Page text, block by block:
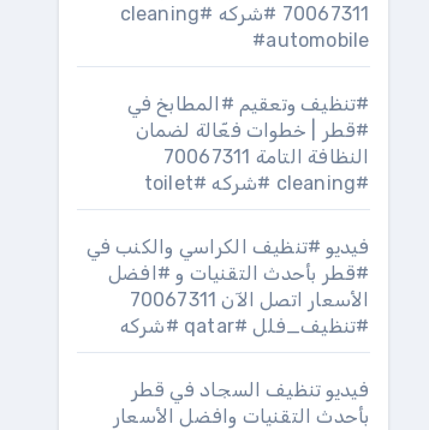
70067311 #شركه #cleaning
#automobile
#تنظيف وتعقيم #المطابخ في
#قطر | خطوات فعّالة لضمان
النظافة التامة 70067311
#cleaning #شركه #toilet
فيديو #تنظيف الكراسي والكنب في
#قطر بأحدث التقنيات و #افضل
الأسعار اتصل الآن 70067311
#تنظيف_فلل #qatar #شركه
فيديو تنظيف السجاد في قطر
بأحدث التقنيات وافضل الأسعار